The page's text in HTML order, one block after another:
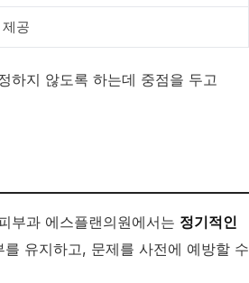
공
하지 않도록 하는데 중점을 두고
부과 에스플랜의원에서는 정기적인
유지하고, 문제를 사전에 예방할 수